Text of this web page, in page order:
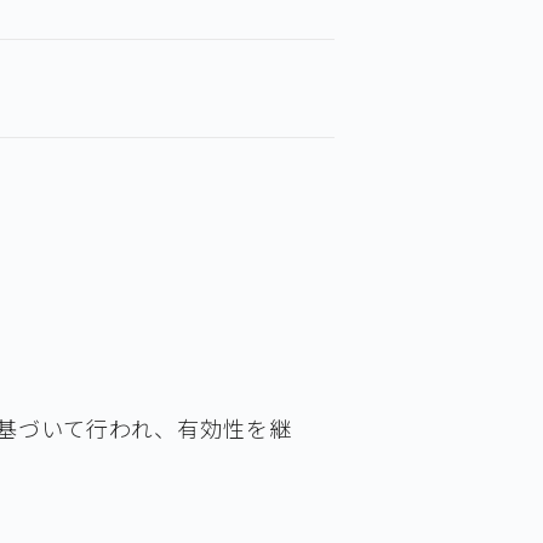
づいて行われ、有効性を継